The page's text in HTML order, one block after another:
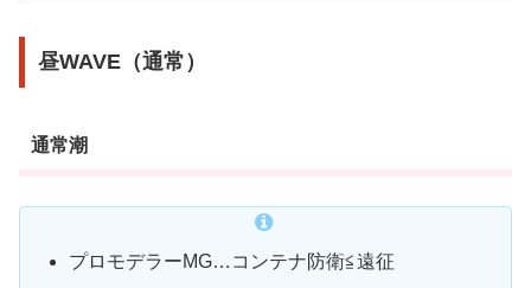
昼WAVE（通常）
通常潮
プロモデラーMG…コンテナ防衛≦遠征